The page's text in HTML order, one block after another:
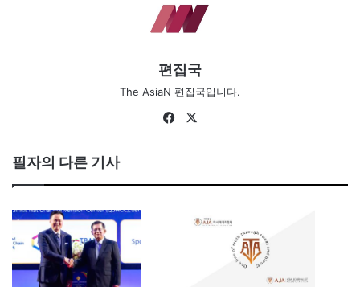
편집국
The AsiaN 편집국입니다.
Fa
필자의 다른 기사